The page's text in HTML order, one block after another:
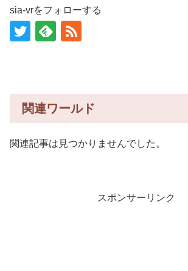
sia-vrをフォローする
関連ワールド
関連記事は見つかりませんでした。
スポンサーリンク